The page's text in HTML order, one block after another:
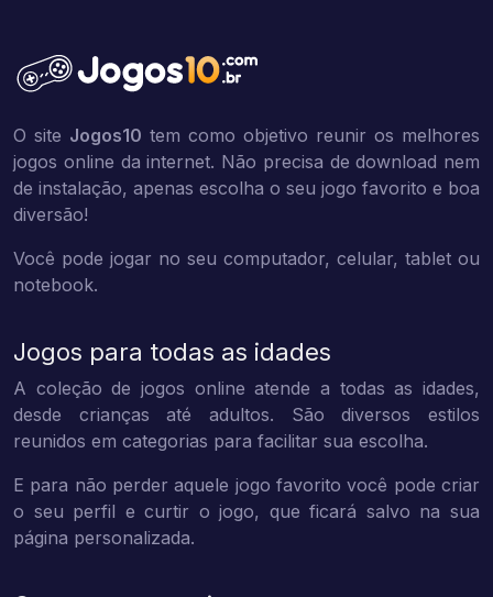
O site Jogos10 tem como objetivo reunir os melhores
jogos online da internet. Não precisa de download nem
de instalação, apenas escolha o seu jogo favorito e boa
diversão!
Você pode jogar no seu computador, celular, tablet ou
notebook.
Jogos para todas as idades
A coleção de jogos online atende a todas as idades,
desde crianças até adultos. São diversos estilos
reunidos em categorias para facilitar sua escolha.
E para não perder aquele jogo favorito você pode criar
o seu perfil e curtir o jogo, que ficará salvo na sua
página personalizada.